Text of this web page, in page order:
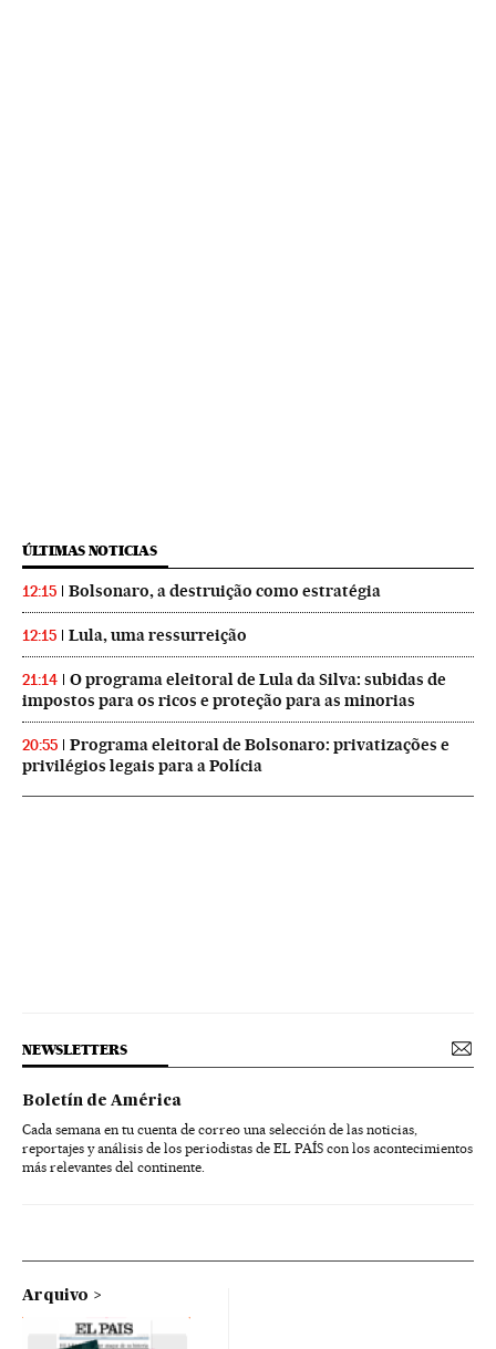
ÚLTIMAS NOTICIAS
12:15 Bolsonaro, a destruição como estratégia
12:15 Lula, uma ressurreição
21:14
O programa eleitoral de Lula da Silva: subidas de
impostos para os ricos e proteção para as minorias
20:55
Programa eleitoral de Bolsonaro: privatizações e
privilégios legais para a Polícia
NEWSLETTERS
Boletín de América
Cada semana en tu cuenta de correo una selección de las noticias,
reportajes y análisis de los periodistas de EL PAÍS con los acontecimientos
más relevantes del continente.
Arquivo